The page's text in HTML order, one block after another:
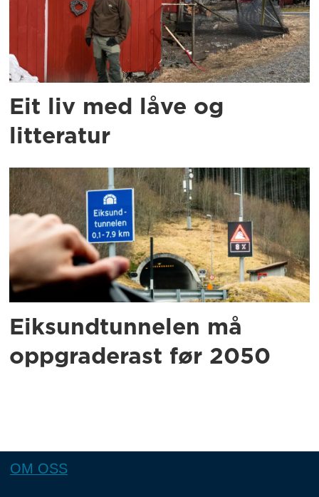
Eit liv med låve og
litteratur
Eiksundtunnelen må
oppgraderast før 2050
OM OSS